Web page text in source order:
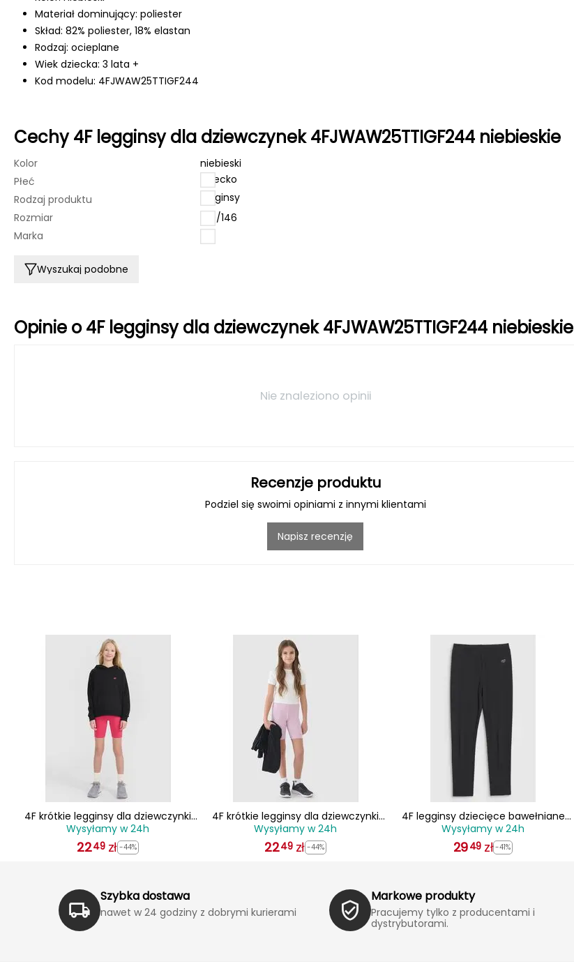
Materiał dominujący: poliester
Skład: 82% poliester, 18% elastan
Rodzaj: ocieplane
Wiek dziecka: 3 lata +
Kod modelu: 4FJWAW25TTIGF244
Cechy 4F legginsy dla dziewczynek 4FJWAW25TTIGF244 niebieskie
Kolor
niebieski
Płeć
dziecko
Rodzaj produktu
legginsy
Rozmiar
140/146
Marka
Wyszukaj podobne
Opinie o 4F legginsy dla dziewczynek 4FJWAW25TTIGF244 niebieskie
Nie znaleziono opinii
Recenzje produktu
Podziel się swoimi opiniami z innymi klientami
Napisz recenzję
4F krótkie legginsy dla dziewczynki
4FJWSS25TSTIF014 jasnoróżowe
Wysyłamy w 24h
2249 zł -44%
4F krótkie legginsy dla dziewczynki
4FJWSS25TSTIF014 jasnoróżowe
Wysyłamy w 24h
2249 zł -44%
4F legginsy dziecięce bawełniane
4FJWMM00TTIGF220 czarne
Wysyłamy w 24h
2949 zł -41%
Szybka dostawa
nawet w 24 godziny z dobrymi kurierami
Markowe produkty
Pracujemy tylko z producentami i
dystrybutorami.